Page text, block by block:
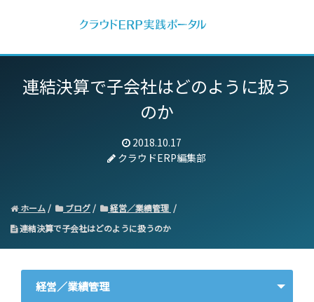
連結決算で子会社はどのように扱う
のか
2018.10.17
クラウドERP編集部
ホーム ブログ
経営／業績管理
連結決算で子会社はどのように扱うのか
経営／業績管理